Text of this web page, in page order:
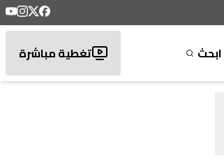
ابحث تغطية مباشرة